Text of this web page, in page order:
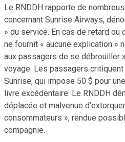
Le RNDDH rapporte de
concernant Sunrise Airways,
» du service. En cas de retard ou
ne fournit « aucune explication »
aux passagers de se débrouiller
voyage. Les passagers
Sunrise, qui impose 50 $ pour
livre excédentaire. Le RNDDH
déplacée et malvenue
consommateurs », rendue
compagnie.